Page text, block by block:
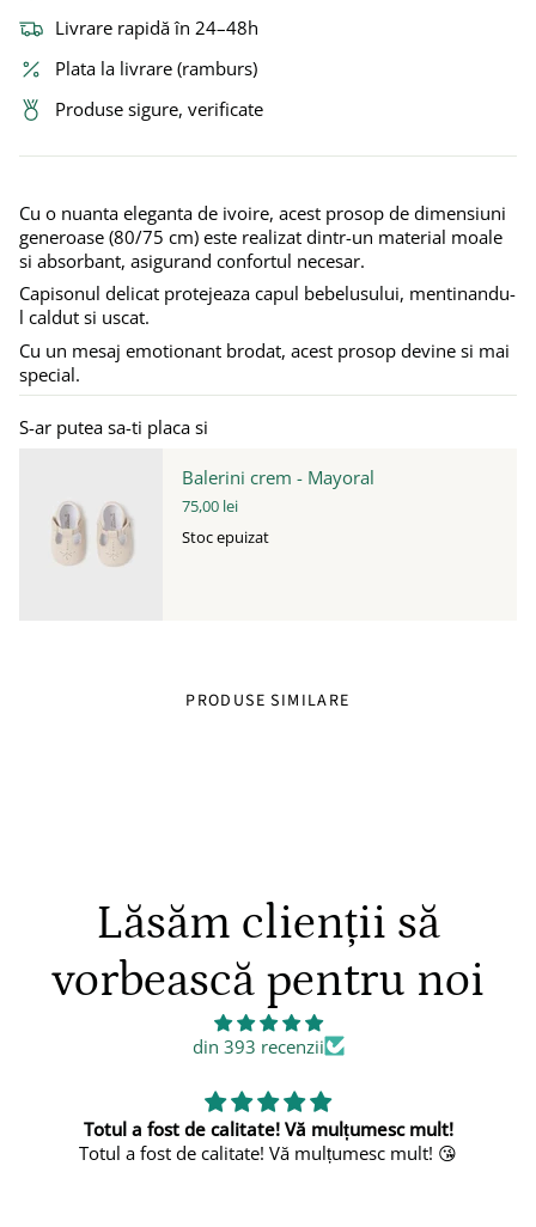
Livrare rapidă în 24–48h
Plata la livrare (ramburs)
Produse sigure, verificate
Cu o nuanta eleganta de ivoire, acest prosop de dimensiuni
generoase (80/75 cm) este realizat dintr-un material moale
si absorbant, asigurand confortul necesar.
Capisonul delicat protejeaza capul bebelusului, mentinandu-
l caldut si uscat.
Cu un mesaj emotionant brodat, acest prosop devine si mai
special.
S-ar putea sa-ti placa si
Balerini crem - Mayoral
75,00 lei
Stoc epuizat
PRODUSE SIMILARE
Lăsăm clienții să
vorbească pentru noi
din 393 recenzii
mult!
mult! 😘
Frumos
Foarte frumos